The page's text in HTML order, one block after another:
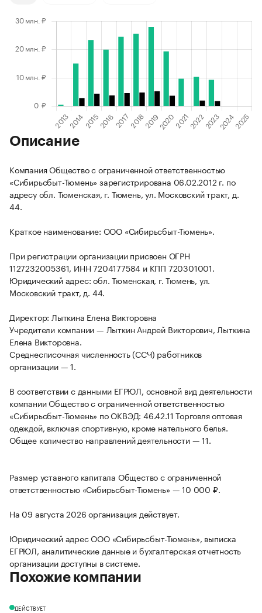
Описание
Компания Общество с ограниченной ответственностью
«Сибирьсбыт-Тюмень» зарегистрирована 06.02.2012 г. по
адресу обл. Тюменская, г. Тюмень, ул. Московский тракт, д.
44.
Краткое наименование: ООО «Сибирьсбыт-Тюмень».
При регистрации организации присвоен ОГРН
1127232005361, ИНН 7204177584 и КПП 720301001.
Юридический адрес: обл. Тюменская, г. Тюмень, ул.
Московский тракт, д. 44.
Директор: Лыткина Елена Викторовна
Учредители компании — Лыткин Андрей Викторович, Лыткина
Елена Викторовна.
Среднесписочная численность (ССЧ) работников
организации — 1.
В соответствии с данными ЕГРЮЛ, основной вид деятельности
компании Общество с ограниченной ответственностью
«Сибирьсбыт-Тюмень» по ОКВЭД: 46.42.11 Торговля оптовая
одеждой, включая спортивную, кроме нательного белья.
Общее количество направлений деятельности — 11.
Размер уставного капитала Общество с ограниченной
ответственностью «Сибирьсбыт-Тюмень» — 10 000 ₽.
На 09 августа 2026 организация действует.
Юридический адрес ООО «Сибирьсбыт-Тюмень», выписка
ЕГРЮЛ, аналитические данные и бухгалтерская отчетность
организации доступны в системе.
Похожие компании
ДЕЙСТВУЕТ